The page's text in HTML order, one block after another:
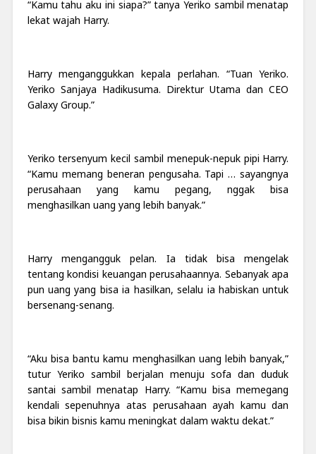
“Kamu tahu aku ini siapa?” tanya Yeriko sambil menatap
lekat wajah Harry.
Harry menganggukkan kepala perlahan. “Tuan Yeriko.
Yeriko Sanjaya Hadikusuma. Direktur Utama dan CEO
Galaxy Group.”
Yeriko tersenyum kecil sambil menepuk-nepuk pipi Harry.
“Kamu memang beneran pengusaha. Tapi … sayangnya
perusahaan yang kamu pegang, nggak bisa
menghasilkan uang yang lebih banyak.”
Harry mengangguk pelan. Ia tidak bisa mengelak
tentang kondisi keuangan perusahaannya. Sebanyak apa
pun uang yang bisa ia hasilkan, selalu ia habiskan untuk
bersenang-senang.
“Aku bisa bantu kamu menghasilkan uang lebih banyak,”
tutur Yeriko sambil berjalan menuju sofa dan duduk
santai sambil menatap Harry. “Kamu bisa memegang
kendali sepenuhnya atas perusahaan ayah kamu dan
bisa bikin bisnis kamu meningkat dalam waktu dekat.”